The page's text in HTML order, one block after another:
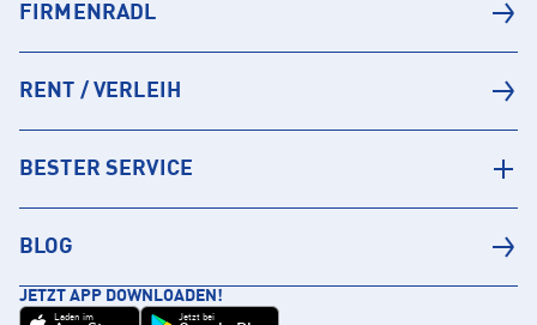
FIRMENRADL
RENT / VERLEIH
BESTER SERVICE
BLOG
JETZT APP DOWNLOADEN!
Laden im Jetzt bei